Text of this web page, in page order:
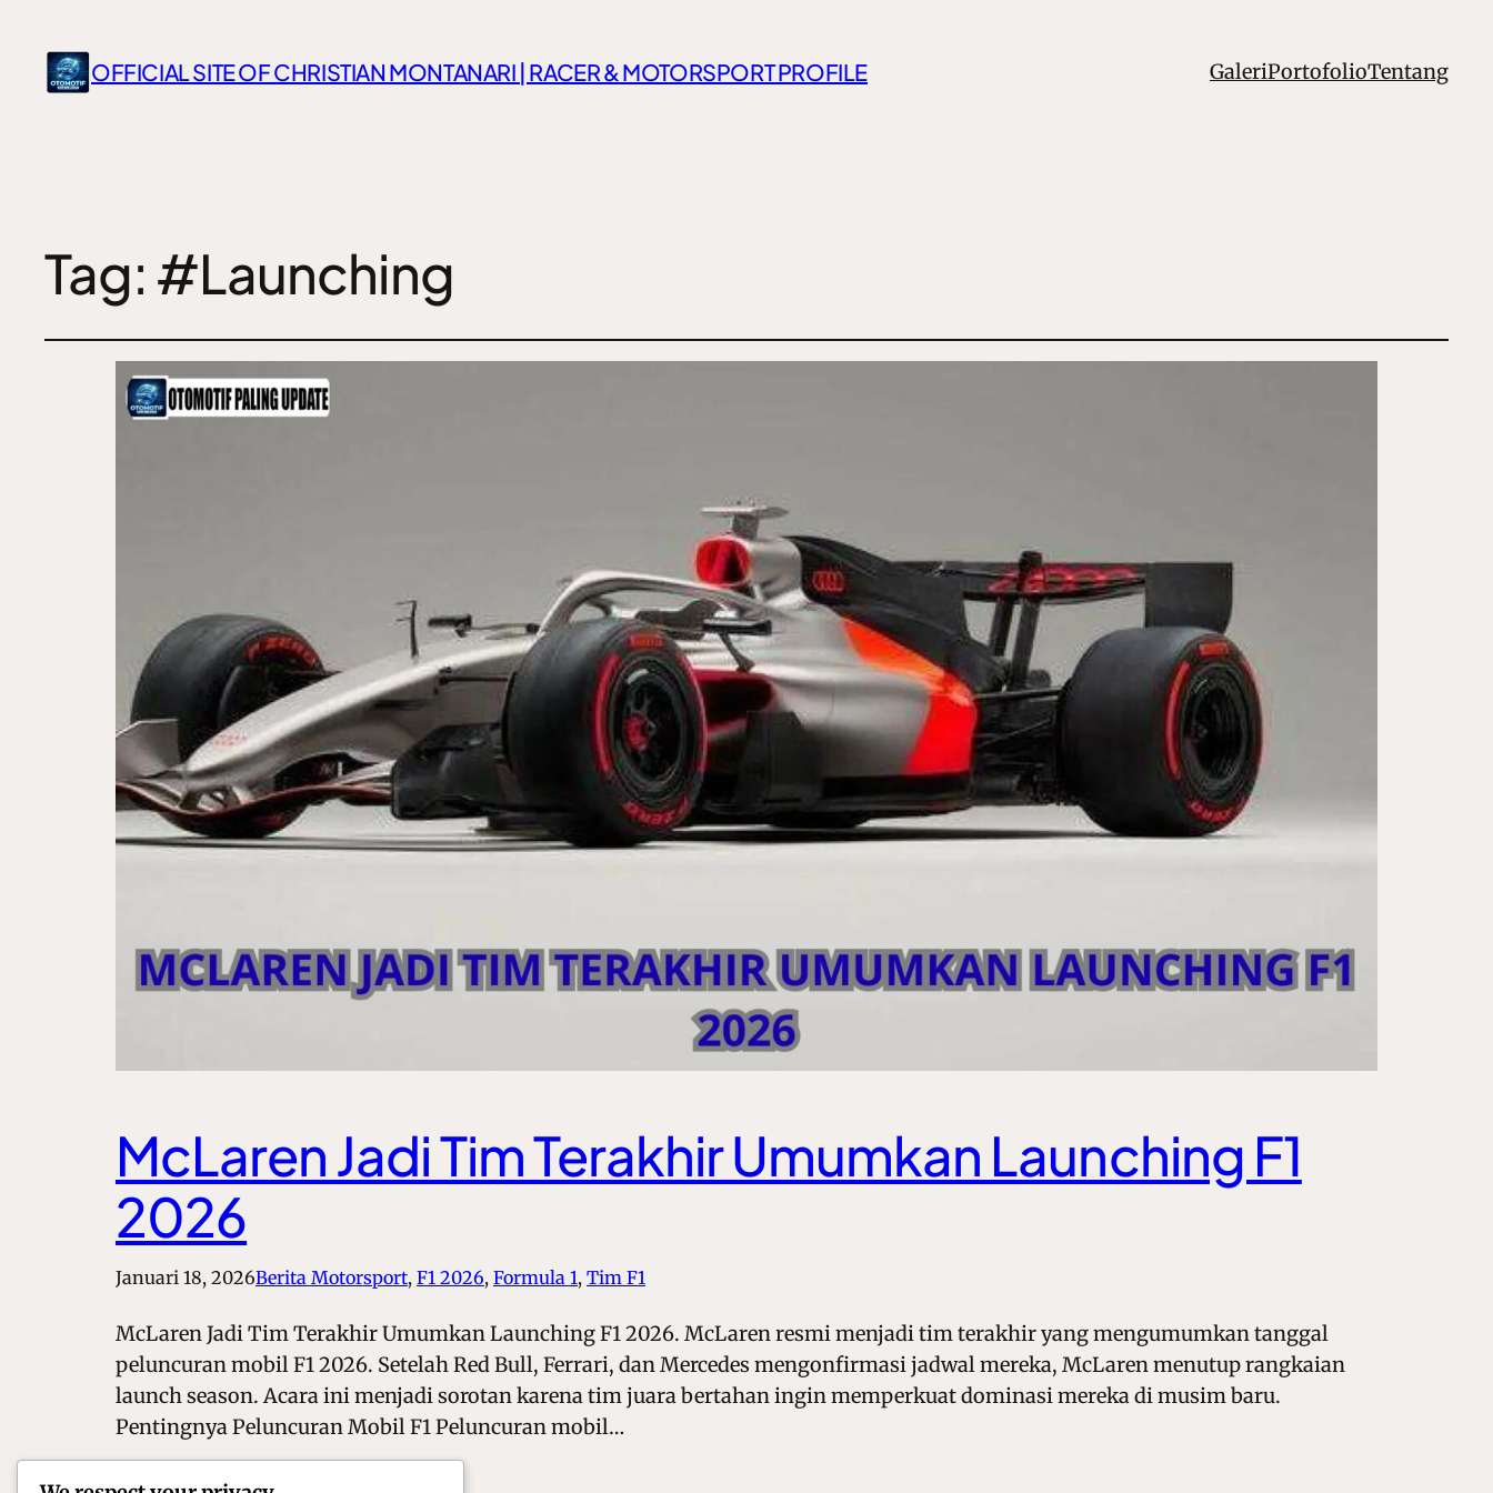
OFFICIAL SITE OF CHRISTIAN MONTANARI | RACER & MOTORSPORT PROFILE GaleriPortofolioTentang
Tag: #Launching
McLaren Jadi Tim Terakhir Umumkan Launching F1
2026
Januari 18, 2026Berita Motorsport, F1 2026, Formula 1, Tim F1
McLaren Jadi Tim Terakhir Umumkan Launching F1 2026. McLaren resmi menjadi tim terakhir yang mengumumkan tanggal
peluncuran mobil F1 2026. Setelah Red Bull, Ferrari, dan Mercedes mengonfirmasi jadwal mereka, McLaren menutup rangkaian
launch season. Acara ini menjadi sorotan karena tim juara bertahan ingin memperkuat dominasi mereka di musim baru.
Pentingnya Peluncuran Mobil F1 Peluncuran mobil…